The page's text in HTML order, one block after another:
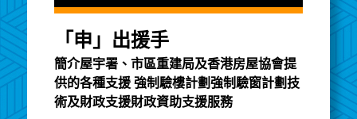
「申」出援手
簡介屋宇署、市區重建局及香港房屋協會提
供的各種支援 強制驗樓計劃強制驗窗計劃技
術及財政支援財政資助支援服務